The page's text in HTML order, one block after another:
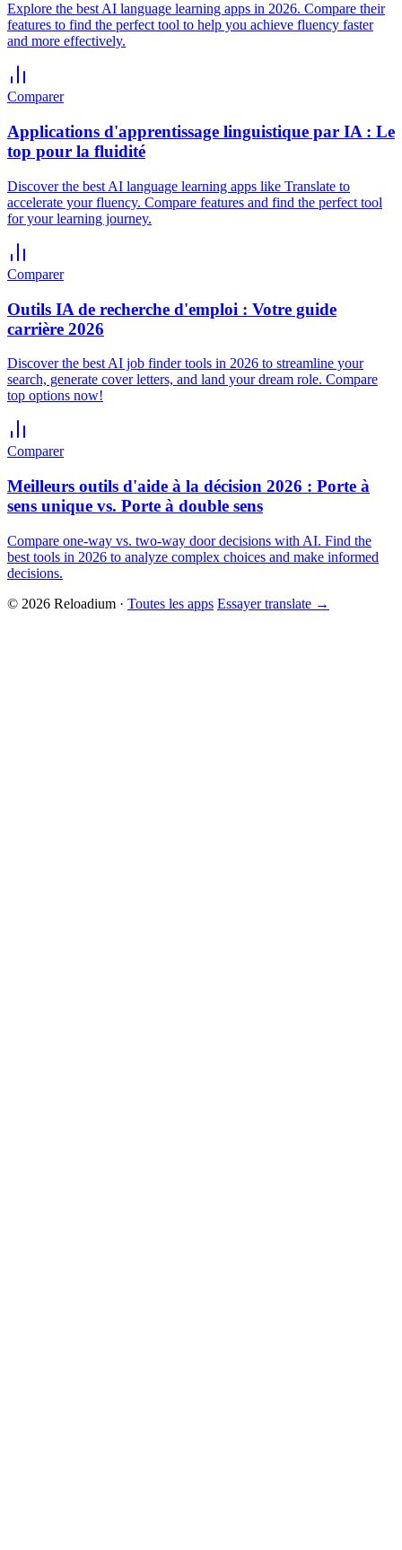
Explore the best AI language learning apps in 2026. Compare their
features to find the perfect tool to help you achieve fluency faster
and more effectively.
Comparer
Applications d'apprentissage linguistique par IA : Le
top pour la fluidité
Discover the best AI language learning apps like Translate to
accelerate your fluency. Compare features and find the perfect tool
for your learning journey.
Comparer
Outils IA de recherche d'emploi : Votre guide
carrière 2026
Discover the best AI job finder tools in 2026 to streamline your
search, generate cover letters, and land your dream role. Compare
top options now!
Comparer
Meilleurs outils d'aide à la décision 2026 : Porte à
sens unique vs. Porte à double sens
Compare one-way vs. two-way door decisions with AI. Find the
best tools in 2026 to analyze complex choices and make informed
decisions.
© 2026 Reloadium · Toutes les apps Essayer translate →